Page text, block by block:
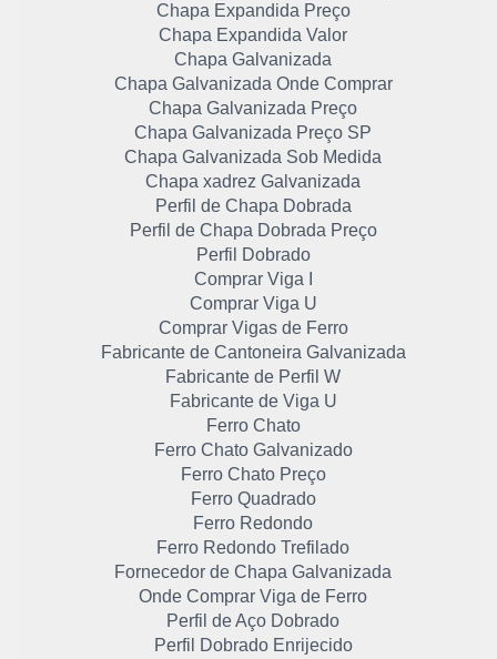
Chapa Expandida Preço
Chapa Expandida Valor
Chapa Galvanizada
Chapa Galvanizada Onde Comprar
Chapa Galvanizada Preço
Chapa Galvanizada Preço SP
Chapa Galvanizada Sob Medida
Chapa xadrez Galvanizada
Perfil de Chapa Dobrada
Perfil de Chapa Dobrada Preço
Perfil Dobrado
Comprar Viga I
Comprar Viga U
Comprar Vigas de Ferro
Fabricante de Cantoneira Galvanizada
Fabricante de Perfil W
Fabricante de Viga U
Ferro Chato
Ferro Chato Galvanizado
Ferro Chato Preço
Ferro Quadrado
Ferro Redondo
Ferro Redondo Trefilado
Fornecedor de Chapa Galvanizada
Onde Comprar Viga de Ferro
Perfil de Aço Dobrado
Perfil Dobrado Enrijecido